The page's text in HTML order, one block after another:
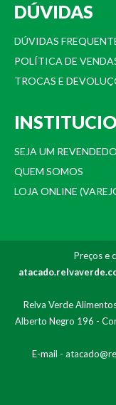
DÚVIDAS
DÚVIDAS
POLÍTICA DE
TROCAS E
SEJA UM
QUEM SOMOS
LOJA ONLINE
Preços e
Relva Verde
Alberto Negro 196 -
E-mail -